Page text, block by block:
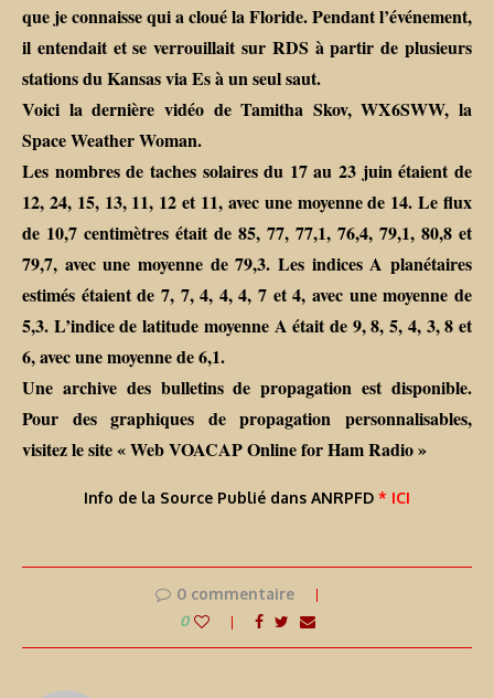
que je connaisse qui a cloué la Floride. Pendant l’événement,
il entendait et se verrouillait sur RDS à partir de plusieurs
stations du Kansas via Es à un seul saut.
Voici la dernière vidéo de Tamitha Skov, WX6SWW, la
Space Weather Woman.
Les nombres de taches solaires du 17 au 23 juin étaient de
12, 24, 15, 13, 11, 12 et 11, avec une moyenne de 14. Le flux
de 10,7 centimètres était de 85, 77, 77,1, 76,4, 79,1, 80,8 et
79,7, avec une moyenne de 79,3. Les indices A planétaires
estimés étaient de 7, 7, 4, 4, 4, 7 et 4, avec une moyenne de
5,3. L’indice de latitude moyenne A était de 9, 8, 5, 4, 3, 8 et
6, avec une moyenne de 6,1.
Une archive des bulletins de propagation est disponible.
Pour des graphiques de propagation personnalisables,
visitez le site « Web VOACAP Online for Ham Radio »
Info de la Source Publié dans ANRPFD * ICI
0 commentaire
0